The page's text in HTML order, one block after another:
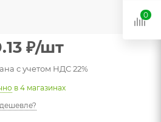
₽/шт
с учетом НДС 22%
в 4 магазинах
0